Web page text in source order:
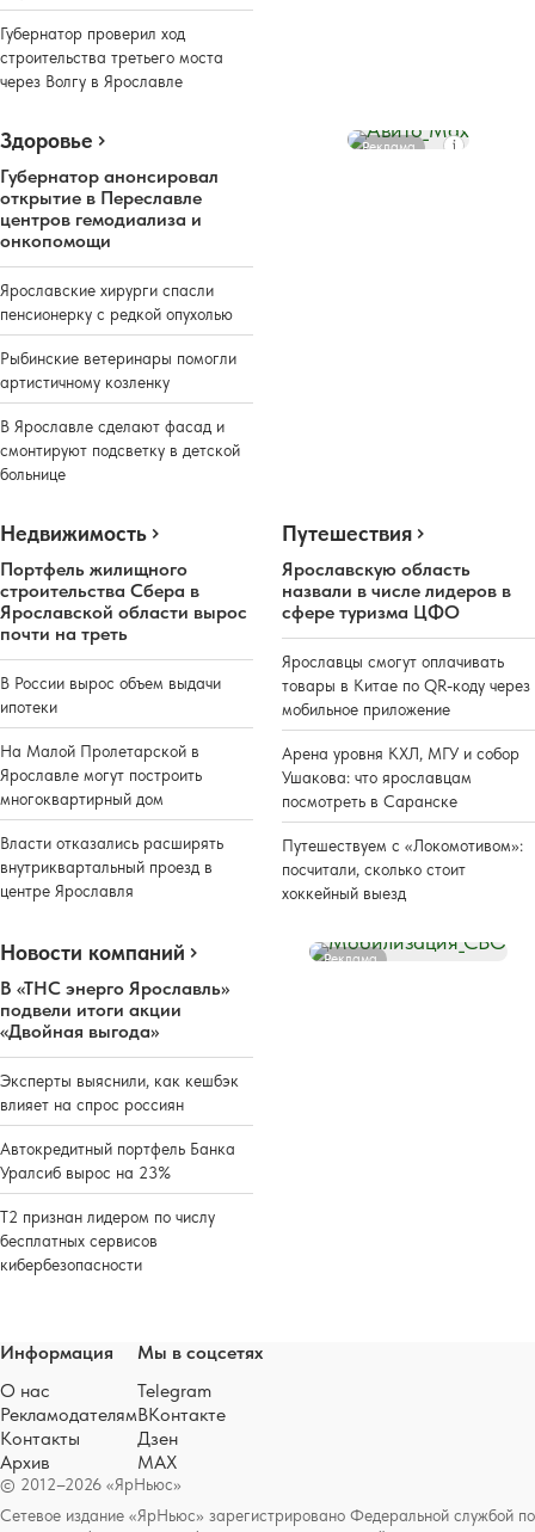
Губернатор проверил ход
строительства третьего моста
через Волгу в Ярославле
Здоровье
Губернатор анонсировал
открытие в Переславле
центров гемодиализа и
онкопомощи
Ярославские хирурги спасли
пенсионерку с редкой опухолью
Рыбинские ветеринары помогли
артистичному козленку
В Ярославле сделают фасад и
смонтируют подсветку в детской
больнице
Реклама
Недвижимость
Портфель жилищного
строительства Сбера в
Ярославской области вырос
почти на треть
В России вырос объем выдачи
ипотеки
На Малой Пролетарской в
Ярославле могут построить
многоквартирный дом
Власти отказались расширять
внутриквартальный проезд в
центре Ярославля
Путешествия
Ярославскую область
назвали в числе лидеров в
сфере туризма ЦФО
Ярославцы смогут оплачивать
товары в Китае по QR-коду через
мобильное приложение
Арена уровня КХЛ, МГУ и собор
Ушакова: что ярославцам
посмотреть в Саранске
Путешествуем с «Локомотивом»:
посчитали, сколько стоит
хоккейный выезд
Новости компаний
В «ТНС энерго Ярославль»
подвели итоги акции
«Двойная выгода»
Эксперты выяснили, как кешбэк
влияет на спрос россиян
Автокредитный портфель Банка
Уралсиб вырос на 23%
Т2 признан лидером по числу
бесплатных сервисов
кибербезопасности
Реклама
© 2012–2026 «ЯрНьюс»
Сетевое издание «ЯрНьюс» зарегистрировано Федеральной службой по
Информация
О нас
Рекламодателям
Контакты
Архив
Мы в соцсетях
Telegram
ВКонтакте
Дзен
MAX